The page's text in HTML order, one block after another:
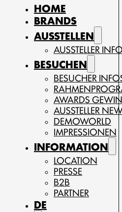
HOME
BRANDS
AUSSTELLEN
AUSSTELLER
BESUCHEN
BESUCHER
AWARDS
AUSSTELLER
DEMOWORLD
IMPRESSIONEN
INFORMATION
LOCATION
PRESSE
B2B
PARTNER
DE